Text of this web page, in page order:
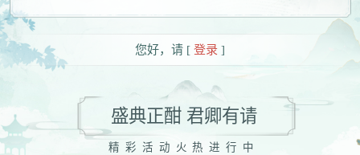
您好，请 [ 登录 ]
盛典正酣 君卿有请
精彩活动火热进行中